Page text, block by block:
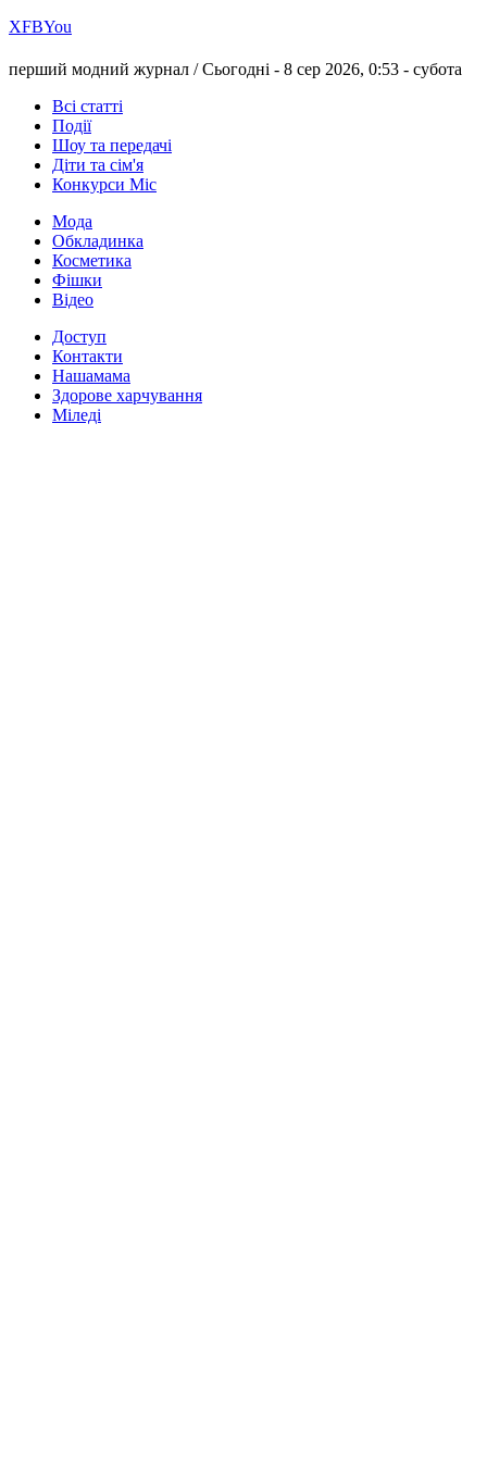
ХFBYou
перший модний журнал /Сьогодні - 8 сер 2026, 0:53 - субота
Всі статті
Події
Шоу та передачі
Діти та сім'я
Конкурси Міс
Мода
Обкладинка
Косметика
Фішки
Відео
Доступ
Контакти
Нашамама
Здорове харчування
Міледі